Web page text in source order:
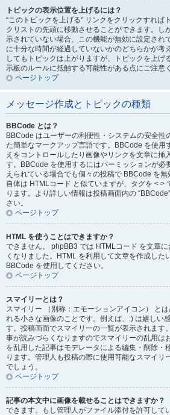
トピックの表示位置を上げるには？
“このトピックを上げる” リンクをクリックすれば
クリストの先頭に移動させることができます。し
示されていない場合、この機能が無効に設定され
に十分な時間が経過していないかのどちらかが考
してもトピックは上がりますが、トピックを上げ
示板のルールに抵触する可能性がある点にご注意
ページトップ
メッセージ作成とトピックの種類
BBCode とは？
BBCode はユーザーの利便性・システムの安全性
た簡単なマークアップ言語です。BBCode を使用
えをコントロールしたり画像やリンクを文章に挿
す。BBCode を使用するにはパーミッションが必
えられている場合でも個々の投稿で BBCode を
自体は HTMLコード と似ていますが、タグを < >
ります。より詳しい情報は投稿画面内の
さい。
ページトップ
HTML を使うことはできますか？
できません。 phpBB3 では HTMLコード を文章
くなりました。HTML を利用して文章を作成した
BBCode を使用してください。
ページトップ
スマイリーとは？
スマイリー （別称：エモーションアイコン） と
れる小さな画像のことです。例えば、:) は嬉しい
す。投稿画面でスマイリーの一覧が表示されます
事が読みづらくなりますのでスマイリーの乱用は
を乱用した記事はモデレータによる編集・削除・
ります。管理人も投稿の際に使用可能なスマイリ
でしょう。
ページトップ
記事の本文中に画像を載せることはできますか？
できます。もし管理人がファイル添付を許可して